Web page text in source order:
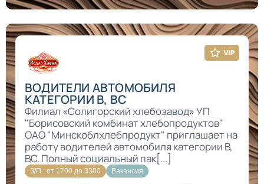
ВОДИТЕЛИ АВТОМОБИЛЯ
КАТЕГОРИИ В, ВС
Филиал «Солигорский хлебозавод» УП
"Борисовский комбинат хлебопродуктов"
ОАО "Минскоблхлебпродукт" приглашает на
работу водителей автомобиля категории В,
ВС. Полный социальный пак[...]
З/П : от 1700 до 3300 Вакансия